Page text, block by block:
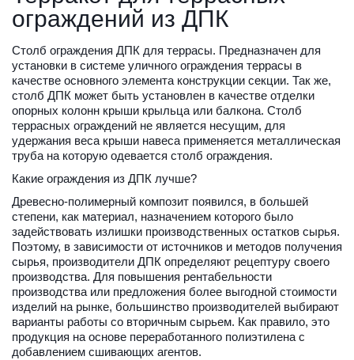
ограждений из ДПК
Столб ограждения ДПК для террасы. Предназначен для
установки в системе уличного ограждения террасы в
качестве основного элемента конструкции секции. Так же,
столб ДПК может быть установлен в качестве отделки
опорных колонн крыши крыльца или балкона. Столб
террасных ограждений не является несущим, для
удержания веса крыши навеса применяется металлическая
труба на которую одевается столб ограждения.
Какие ограждения из ДПК лучше?
Древесно-полимерный композит появился, в большей
степени, как материал, назначением которого было
задействовать излишки производственных остатков сырья.
Поэтому, в зависимости от источников и методов получения
сырья, производители ДПК определяют рецептуру своего
производства. Для повышения рентабельности
производства или предложения более выгодной стоимости
изделий на рынке, большинство производителей выбирают
варианты работы со вторичным сырьем. Как правило, это
продукция на основе переработанного полиэтилена с
добавлением сшивающих агентов.